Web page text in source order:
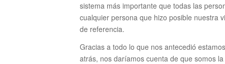
sistema más importante que todas las
cualquier persona que hizo posible nuestra
de referencia.
Gracias a todo lo que nos antecedió
atrás, nos daríamos cuenta de que somos